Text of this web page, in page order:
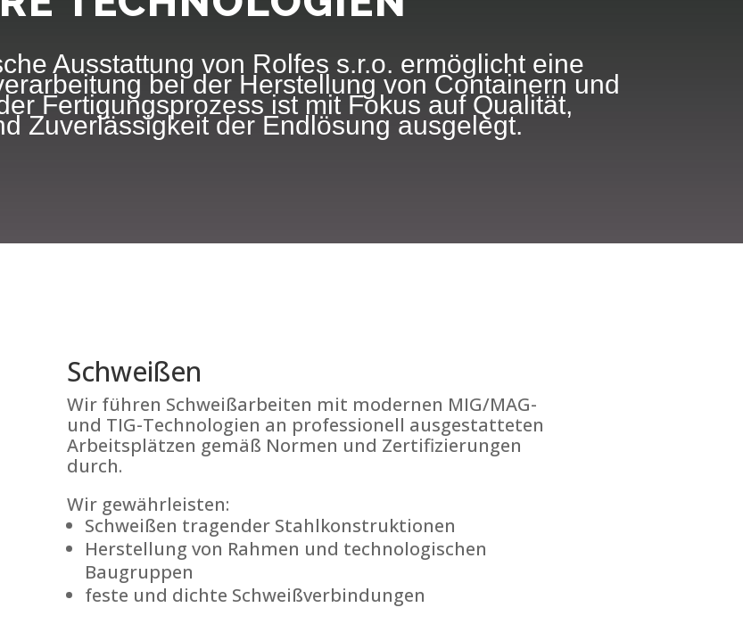
Ausstattung von Rolfes s.r.o. ermöglicht eine
bei der Herstellung von Containern und
Fertigungsprozess ist mit Fokus auf Qualität,
Zuverlässigkeit der Endlösung ausgelegt.
Schweißen
Wir führen Schweißarbeiten mit modernen MIG/MAG-
und TIG-Technologien an professionell ausgestatteten
Arbeitsplätzen gemäß Normen und Zertifizierungen
durch.
Wir gewährleisten:
Schweißen tragender Stahlkonstruktionen
Herstellung von Rahmen und technologischen
Baugruppen
feste und dichte Schweißverbindungen